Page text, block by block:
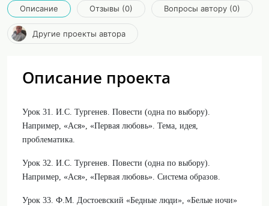
Описание Отзывы (0) Вопросы автору (0)
Другие проекты автора
Описание проекта
Урок 31. И.С. Тургенев. Повести (одна по выбору).
Например, «Ася», «Первая любовь». Тема, идея,
проблематика.
Урок 32. И.С. Тургенев. Повести (одна по выбору).
Например, «Ася», «Первая любовь». Система образов.
Урок 33. Ф.М. Достоевский «Бедные люди», «Белые ночи»